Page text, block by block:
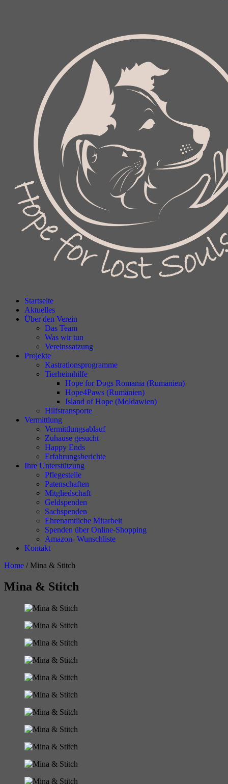
Startseite
Aktuelles
Über den Verein
Das Team
Was wir tun
Vereinssatzung
Projekte
Kastrationsprogramme
Tierheimhilfe
Hope for Dogs Romania (Rumänien)
Hope4Paws (Rumänien)
Island of Hope (Moldawien)
Hilfstransporte
Vermittlung
Vermittlungsablauf
Zuhause gesucht
Happy Ends
Erfahrungsberichte
Ihre Unterstützung
Pflegestelle
Patenschaften
Mitgliedschaft
Geldspenden
Sachspenden
Ehrenamtliche Mitarbeit
Spenden über Online-Shopping
Amazon- Wunschliste
Kontakt
Home / Mina & Stitch
Mina & Stitch